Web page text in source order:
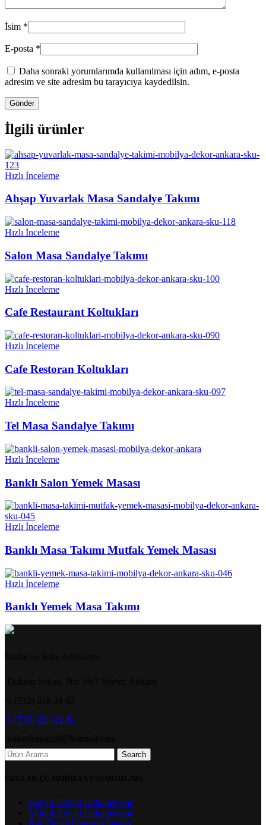
İsim *
E-posta *
Daha sonraki yorumlarımda kullanılması için adım, e-posta
adresim ve site adresim bu tarayıcıya kaydedilsin.
İlgili ürünler
Hızlı İnceleme
Ahşap Yuvarlak Masa Sandalye Takımı
Hızlı İnceleme
Salon Masa Sandalye Takımı
Hızlı İnceleme
Cafe Restaurant Koltukları
Hızlı İnceleme
Cafe Restoran Koltukları
Hızlı İnceleme
Tel Masa Sandalye Takımı
Hızlı İnceleme
Banklı Salon Yemek Masası
Hızlı İnceleme
Banklı Masa Takımı Mutfak Yemek Masası
Hızlı İnceleme
Banklı Yemek Masa Takımı
0 (535) 234 42 42
Search
Banyo Dolabı Dekorasyonu
Mutfak Dolap Dekorasyonu